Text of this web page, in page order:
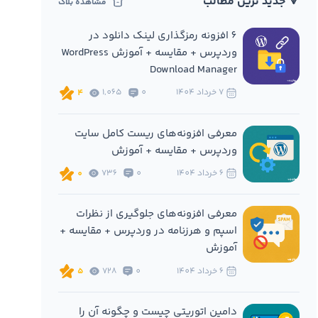
6 افزونه‌ رمزگذاری لینک دانلود در
وردپرس + مقایسه + آموزش WordPress
Download Manager
0
1,065
4
معرفی افزونه‌های ریست کامل سایت
وردپرس + مقایسه + آموزش
0
736
0
معرفی افزونه‌های جلوگیری از نظرات
اسپم و هرزنامه در وردپرس + مقایسه +
آموزش
0
728
5
دامین اتوریتی چیست و چگونه آن را